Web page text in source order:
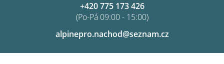
alpinepro.nachod@seznam.cz
+420 775 173 426
(Po-Pá 09:00 - 15:00)